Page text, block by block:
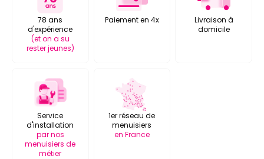
78 ans
d'expérience
(et on a su
rester jeunes)
Paiement en 4x
Livraison à
domicile
Service
d'installation
par nos
menuisiers de
métier
1er réseau de
menuisiers
en France